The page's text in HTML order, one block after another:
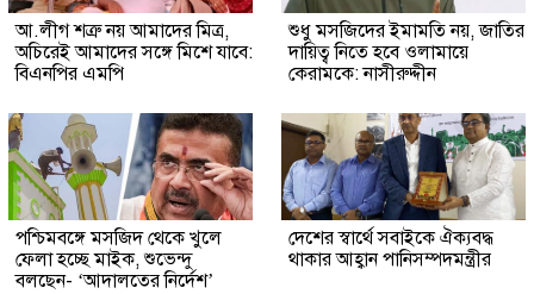
আ.লীগ শত্রু নয় আমাদের মিত্র,
অচিরেই আমাদের সঙ্গে মিশে যাবে:
বিএনপির এমপি
শুধু মসজিদের ইমামতি নয়, জাতির
দায়িত্ব নিতে হবে ওলামায়ে
কেরামকে: নাসীরুদ্দীন
পশ্চিমবঙ্গে মসজিদ থেকে খুলে
ফেলা হচ্ছে মাইক, শুভেন্দু
বলছেন- ‘আদালতের নির্দেশ’
দেশের স্বার্থে সবাইকে ঐক্যবদ্ধ
থাকার আহ্বান পানিসম্পদমন্ত্রীর